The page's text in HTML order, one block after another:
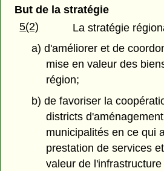
But de la stratégie
5(2)
La stratégie
a) d'améliorer et de
mise en valeur des
région;
b) de favoriser la
districts
municipalités en ce qui
prestation de services
valeur de